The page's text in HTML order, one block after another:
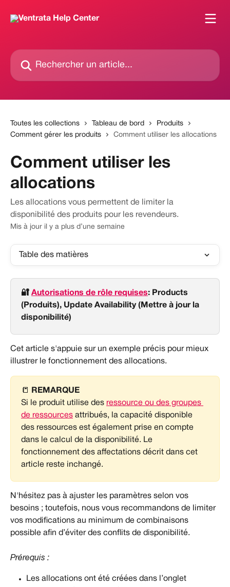
Rechercher un article...
Toutes les collections Tableau de bord
Produits
Comment gérer les produits
Comment utiliser les allocations
Comment utiliser les
allocations
Les allocations vous permettent de limiter la
disponibilité des produits pour les revendeurs.
Mis à jour il y a plus d’une semaine
Table des matières
🔐 Autorisations de rôle requises: Products
(Produits), Update Availability (Mettre à jour la
disponibilité)
Cet article s'appuie sur un exemple précis pour mieux
illustrer le fonctionnement des allocations.
📒
REMARQUE
Si le produit utilise des ressource ou des groupes
de ressources attribués, la capacité disponible
des ressources est également prise en compte
dans le calcul de la disponibilité. Le
fonctionnement des affectations décrit dans cet
article reste inchangé.
N'hésitez pas à ajuster les paramètres selon vos
besoins ; toutefois, nous vous recommandons de limiter
vos modifications au minimum de combinaisons
possible afin d’éviter des conflits de disponibilité.
Prérequis :
Les allocations ont été créées dans l’onglet